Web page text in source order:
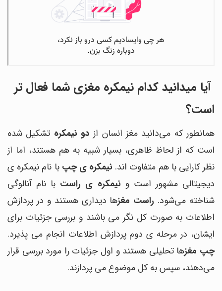
آیا میدانید کدام نیمکره مغزی شما فعال تر
است؟
همانطور که می‌دانید مغز انسان از دو نیمکره تشکیل شده
است که از لحاظ ظاهری، بسیار شبیه به هم هستند، اما از
نظر کارایی با هم متفاوت اند. نیمکره ی چپ با نام نیمکره ی
دیجیتالی مشهور است و نیمکره ی راست با نامآنالوگی
شناخته می‌شود. راست مغزها دیداری هستند و در پردازش
اطلاعات به صورت کل نگر می باشند و بررسی جزئیات برای
ایشان، در مرحله ی دوم پردازش اطلاعات انجام می پذیرد.
چپ مغزهاتحلیلی هستند و اول جزئیات را مورد بررسی قرار
می‌دهند، سپس به کل موضوع می پردازند.